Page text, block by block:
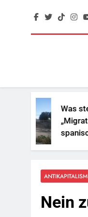
Was steckt hinter der
„Migrationskrise“ des
spanischen Staates in
Nordafrika?
Nein